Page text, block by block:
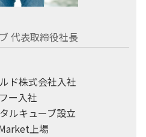
代表取締役社長
ド株式会社入社
ー入社
ルキューブ設立
上場